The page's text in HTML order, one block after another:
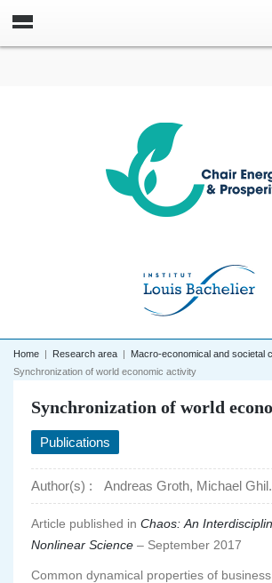
Home | Research area | Macro-economical and societal
Synchronization of world economic activity
Synchronization of world
Publications
Author(s) : Andreas Groth, Michael Ghil.
Article published in Chaos: An
Nonlinear Science – September 2017
Common dynamical properties of